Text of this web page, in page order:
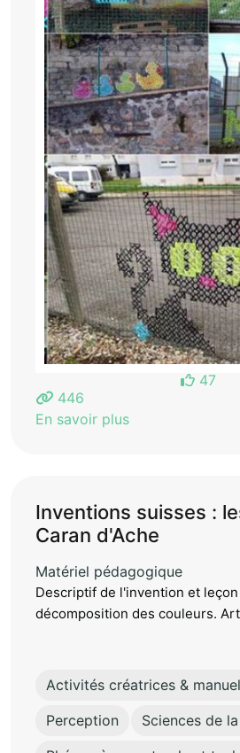
47
446
En savoir plus
Inventions suisses :
Caran d'Ache
Matériel pédagogique
Descriptif de l'invention et
décomposition des couleurs.
Activités créatrices &
Perception
Sciences de